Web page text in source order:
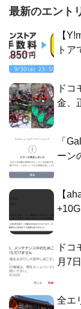
最新のエント
【
ト
ドコ
金、
「
ーン
【
ドコ
月7
全エ